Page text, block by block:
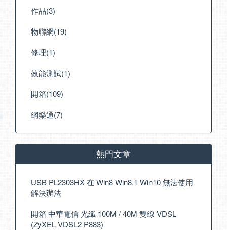
作品(3)
物聯網(19)
修理(1)
效能測試(1)
開箱(109)
網樂通(7)
熱門文章
USB PL2303HX 在 Win8 Win8.1 Win10 無法使用
解決辦法
開箱 中華電信 光纖 100M / 40M 雙線 VDSL
(ZyXEL VDSL2 P883)